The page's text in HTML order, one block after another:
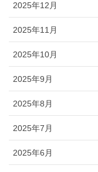
2025年12月
2025年11月
2025年10月
2025年9月
2025年8月
2025年7月
2025年6月